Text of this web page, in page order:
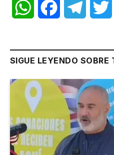
WhatsAppFacebook
SIGUE LEYENDO SOBRE